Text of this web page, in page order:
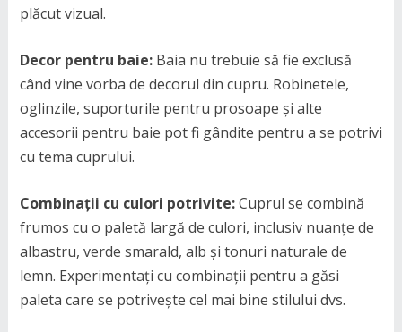
plăcut vizual.
Decor pentru baie:Baia nu trebuie să fie exclusă
când vine vorba de decorul din cupru. Robinetele,
oglinzile, suporturile pentru prosoape și alte
accesorii pentru baie pot fi gândite pentru a se potrivi
cu tema cuprului.
Combinații cu culori potrivite:Cuprul se combină
frumos cu o paletă largă de culori, inclusiv nuanțe de
albastru, verde smarald, alb și tonuri naturale de
lemn. Experimentați cu combinații pentru a găsi
paleta care se potrivește cel mai bine stilului dvs.